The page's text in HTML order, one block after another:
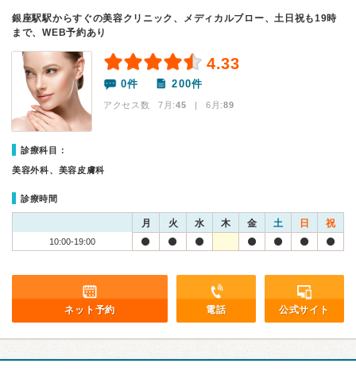
銀座駅駅からすぐの美容クリニック、メディカルブロー、土日祝も19時
まで、WEB予約あり
4.33
0件 200件
アクセス数 7月:45 | 6月:89
診療科目：
美容外科、美容皮膚科
診療時間
月 火 水 木 金 土 日 祝
10:00-19:00
ネット予約 電話 公式サイト